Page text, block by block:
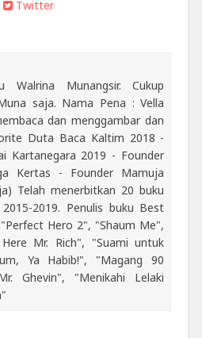
Twitter
Walrina Munangsir. Cukup
saja. Nama Pena : Vella
dan menggambar dan
Duta Baca Kaltim 2018 -
Kartanegara 2019 - Founder
Kertas - Founder Mamuja
Telah menerbitkan 20 buku
2019. Penulis buku Best
Hero 2", "Shaum Me",
Mr. Rich", "Suami untuk
Ya Habib!", "Magang 90
Ghevin", "Menikahi Lelaki